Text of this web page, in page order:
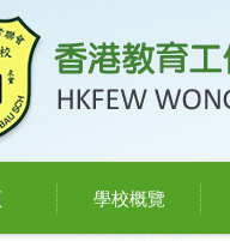
學校概覽